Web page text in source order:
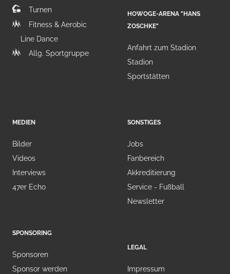
Turnen
Fitness & Aerobic
Line Dance
Allg. Sportgruppe
HOWOGE-ARENA "HANS
ZOSCHKE"
Anfahrt zum Stadion
Stadion
Sportstätten
MEDIEN
Bilder
Videos
Interviews
47er Echo
SPONSORING
Sponsoren
Sponsor werden
SONSTIGES
Jobs
Fanbereich
Akkreditierung
Service - Fußball
Newsletter
LEGAL
Impressum